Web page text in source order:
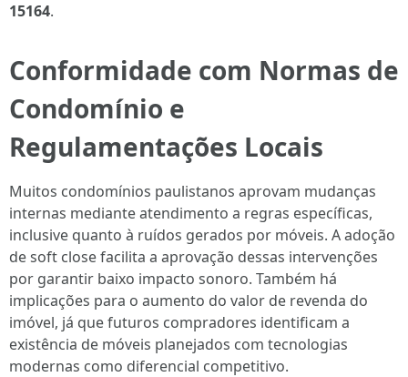
15164.
Conformidade com Normas de
Condomínio e
Regulamentações Locais
Muitos condomínios paulistanos aprovam mudanças
internas mediante atendimento a regras específicas,
inclusive quanto à ruídos gerados por móveis. A adoção
de soft close facilita a aprovação dessas intervenções
por garantir baixo impacto sonoro. Também há
implicações para o aumento do valor de revenda do
imóvel, já que futuros compradores identificam a
existência de móveis planejados com tecnologias
modernas como diferencial competitivo.